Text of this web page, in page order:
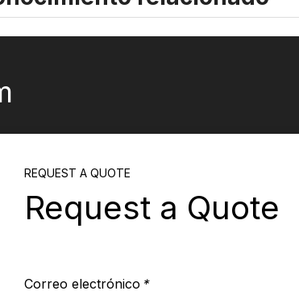
REQUEST A QUOTE
Request a Quote
*
Correo electrónico